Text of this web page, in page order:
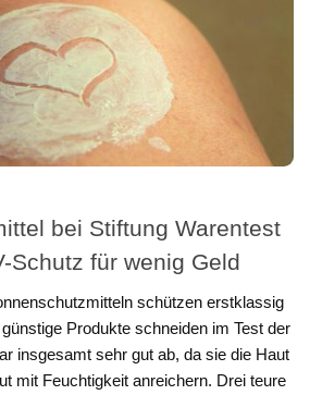
bei Stiftung Warentest
Schutz für wenig Geld
schützen erstklassig
Produkte schneiden im Test der
insgesamt sehr gut ab, da sie die Haut
mit Feuchtigkeit anreichern. Drei teure